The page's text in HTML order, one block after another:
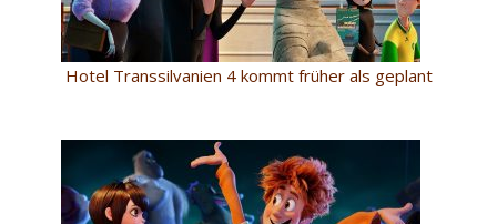
Hotel Transsilvanien 4 kommt früher als geplant